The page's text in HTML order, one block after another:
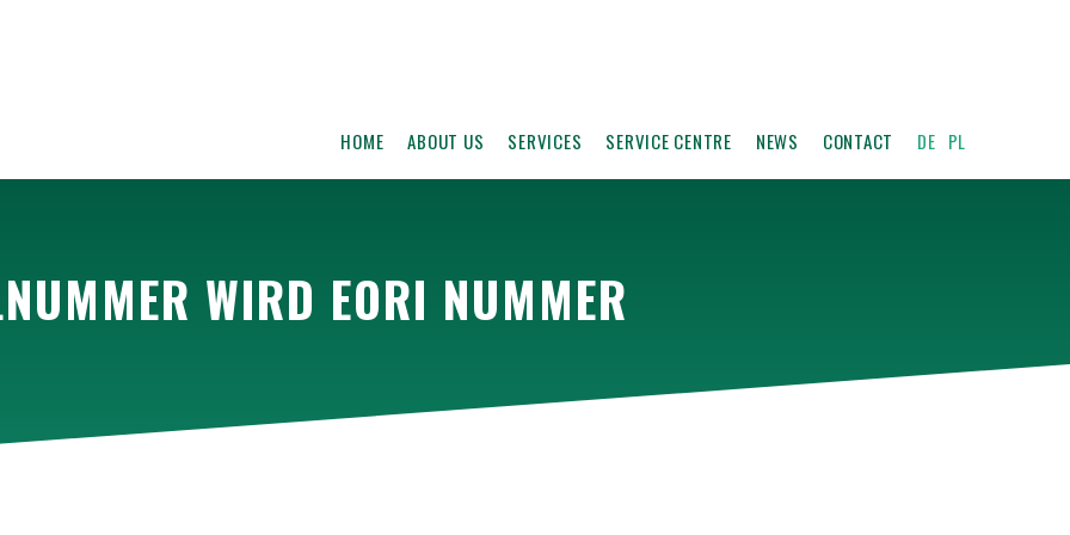
HOME ABOUT US SERVICES SERVICE CENTRE NEWS CONTACT DE PL
WIRD EORI NUMMER